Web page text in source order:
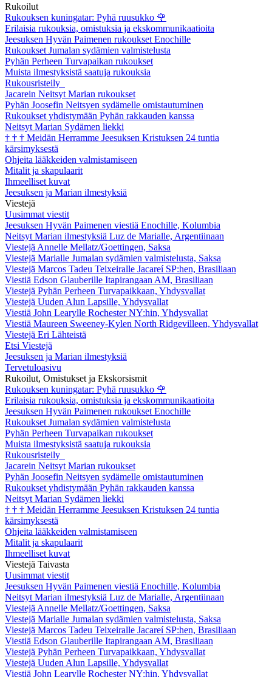
Rukoilut
Rukouksen kuningatar: Pyhä ruusukko 🌹
Erilaisia rukouksia, omistuksia ja ekskommunikaatioita
Jeesuksen Hyvän Paimenen rukoukset Enochille
Rukoukset Jumalan sydämien valmistelusta
Pyhän Perheen Turvapaikan rukoukset
Muista ilmestyksistä saatuja rukouksia
Rukousristeily
Jacarein Neitsyt Marian rukoukset
Pyhän Joosefin Neitsyen sydämelle omistautuminen
Rukoukset yhdistymään Pyhän rakkauden kanssa
Neitsyt Marian Sydämen liekki
† † † Meidän Herramme Jeesuksen Kristuksen 24 tuntia
kärsimyksestä
Ohjeita lääkkeiden valmistamiseen
Mitalit ja skapulaarit
Ihmeelliset kuvat
Jeesuksen ja Marian ilmestyksiä
Viestejä
Uusimmat viestit
Jeesuksen Hyvän Paimenen viestiä Enochille, Kolumbia
Neitsyt Marian ilmestyksiä Luz de Marialle, Argentiinaan
Viestejä Annelle Mellatz/Goettingen, Saksa
Viestejä Marialle Jumalan sydämien valmistelusta, Saksa
Viestejä Marcos Tadeu Teixeiralle Jacareí SP:hen, Brasiliaan
Viestiä Edson Glauberille Itapirangaan AM, Brasiliaan
Viestejä Pyhän Perheen Turvapaikkaan, Yhdysvallat
Viestejä Uuden Alun Lapsille, Yhdysvallat
Viestiä John Learylle Rochester NY:hin, Yhdysvallat
Viestiä Maureen Sweeney-Kylen North Ridgevilleen, Yhdysvallat
Viestejä Eri Lähteistä
Etsi Viestejä
Jeesuksen ja Marian ilmestyksiä
Tervetuloasivu
Rukoilut, Omistukset ja Ekskorsismit
Rukouksen kuningatar: Pyhä ruusukko 🌹
Erilaisia rukouksia, omistuksia ja ekskommunikaatioita
Jeesuksen Hyvän Paimenen rukoukset Enochille
Rukoukset Jumalan sydämien valmistelusta
Pyhän Perheen Turvapaikan rukoukset
Muista ilmestyksistä saatuja rukouksia
Rukousristeily
Jacarein Neitsyt Marian rukoukset
Pyhän Joosefin Neitsyen sydämelle omistautuminen
Rukoukset yhdistymään Pyhän rakkauden kanssa
Neitsyt Marian Sydämen liekki
† † † Meidän Herramme Jeesuksen Kristuksen 24 tuntia
kärsimyksestä
Ohjeita lääkkeiden valmistamiseen
Mitalit ja skapulaarit
Ihmeelliset kuvat
Viestejä Taivasta
Uusimmat viestit
Jeesuksen Hyvän Paimenen viestiä Enochille, Kolumbia
Neitsyt Marian ilmestyksiä Luz de Marialle, Argentiinaan
Viestejä Annelle Mellatz/Goettingen, Saksa
Viestejä Marialle Jumalan sydämien valmistelusta, Saksa
Viestejä Marcos Tadeu Teixeiralle Jacareí SP:hen, Brasiliaan
Viestiä Edson Glauberille Itapirangaan AM, Brasiliaan
Viestejä Pyhän Perheen Turvapaikkaan, Yhdysvallat
Viestejä Uuden Alun Lapsille, Yhdysvallat
Viestiä John Learylle Rochester NY:hin, Yhdysvallat